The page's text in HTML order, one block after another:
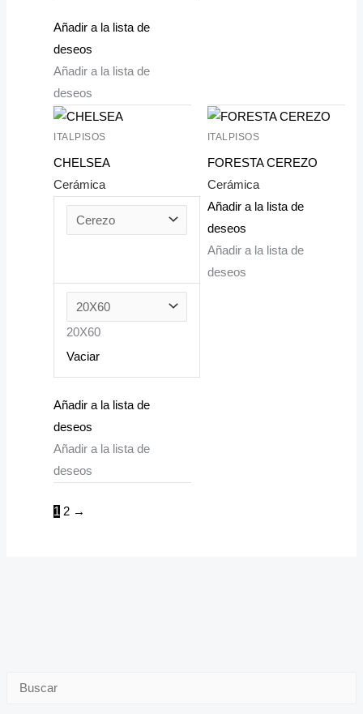
Añadir a la lista de
deseos
Añadir a la lista de
deseos
ITALPISOS
CHELSEA
Cerámica
20X60
Vaciar
Añadir a la lista de
deseos
Añadir a la lista de
deseos
ITALPISOS
FORESTA CEREZO
Cerámica
Añadir a la lista de
deseos
Añadir a la lista de
deseos
1 2 →